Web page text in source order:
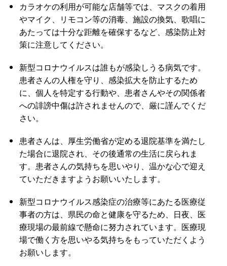
カラオケの利用が可能な店舗等では、マスクの着用
やマイク、リモコン等の消毒、施設の換気、歌唱に
あたっては十分な距離を確保するなど、感染防止対
策に注意してください。
新型コロナウイルスは誰もが感染しうる病気です。
患者さんの人権を守り、感染拡大を防止するため
に、個人を特定する行動や、患者さんやその関係者
への誹謗中傷は許されませんので、厳に謹んでくだ
さい。
患者さんは、厚生労働省が定める退院基準を満たし
た場合に退院され、その後通常の生活に戻られま
す。患者さんの気持ちを思いやり、温かな心で迎え
ていただきますようお願いいたします。
新型コロナウイルス感染症の治療等にあたる医療従
事者の方は、県民の命と健康を守るため、日夜、医
療現場の最前線で懸命に努力されています。医療現
場で働く方を思いやる気持ちをもっていただくよう
お願いします。